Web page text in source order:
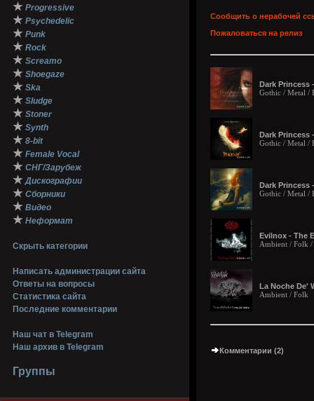
★ Progressive
★ Psychedelic
★ Punk
★ Rock
★ Screamo
★ Shoegaze
★ Ska
★ Sludge
★ Stoner
★ Synth
★ 8-bit
★ Female Vocal
★ СНГ/Зарубеж
★ Дискографии
★ Сборники
★ Видео
★ Неформат
Скрыть категории
Написать администрации сайта
Ответы на вопросы
Статистика сайта
Последние комментарии
Наш чат в Telegram
Наш архив в Telegram
Группы
Сообщить о нерабочей
Пожаловаться на релиз
Dark Princess
Gothic / Metal /
Dark Princess
Gothic / Metal /
Dark Princess
Gothic / Metal /
Evilnox - The
Ambient / Folk /
La Noche De'
Ambient / Folk
Комментарии (2)